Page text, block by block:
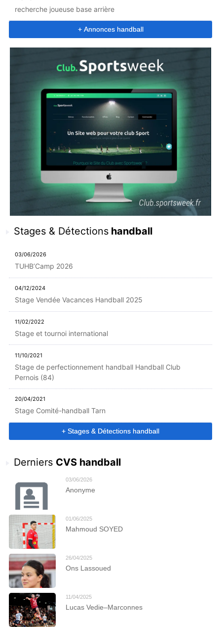
recherche joueuse base arrière
+ Annonces handball
Stages & Détectionshandball
03/06/2026
TUHB’Camp 2026
04/12/2024
Stage Vendée Vacances Handball 2025
11/02/2022
Stage et tournoi international
11/10/2021
Stage de perfectionnement handball Handball Club
Pernois (84)
20/04/2021
Stage Comité-handball Tarn
+ Stages & Détections handball
Derniers CVS handball
03/06/2026
Anonyme
01/06/2025
Mahmoud SOYED
26/04/2025
Ons Lassoued
11/04/2025
Lucas Vedie–Marconnes